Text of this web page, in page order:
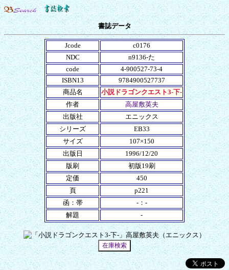
書誌データ
Jcode
c0176
NDC
n9136-た
code
4-900527-73-4
ISBN13
9784900527737
商品名
小説ドラゴンクエスト3-下-
作者
高屋敷英夫
出版社
エニックス
シリーズ
EB33
サイズ
107×150
出版日
1996/12/20
版刷
初版19刷
定価
450
頁
p221
函：帯
-：-
解題
-